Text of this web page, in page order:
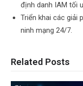
định danh IAM tối
Triển khai các giải
ninh mạng 24/7.
Related Posts